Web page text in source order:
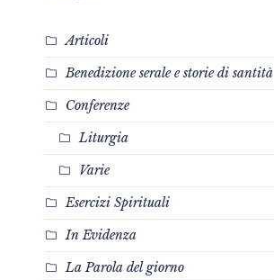
Articoli
Benedizione serale e storie di santità
Conferenze
Liturgia
Varie
Esercizi Spirituali
In Evidenza
La Parola del giorno